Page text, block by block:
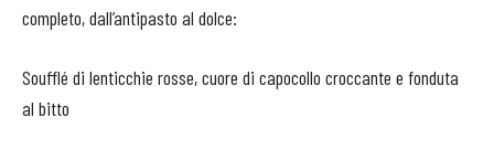
completo, dall’antipasto al dolce:
Soufflé di lenticchie rosse, cuore di capocollo croccante e fonduta
al bitto